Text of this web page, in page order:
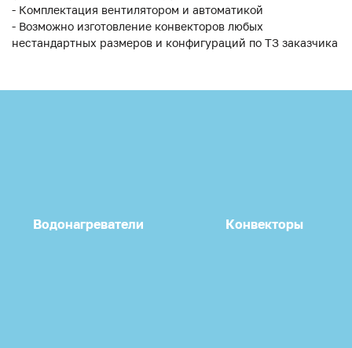
- Комплектация вентилятором и автоматикой
- Возможно изготовление конвекторов любых
нестандартных размеров и конфигураций по ТЗ заказчика
Водонагреватели Конвекторы